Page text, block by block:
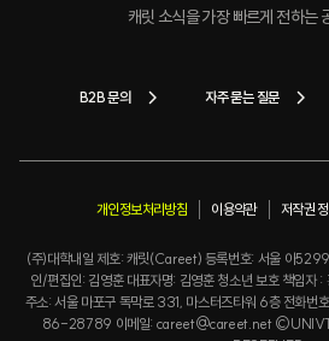
캐릿 소식을 가장 빠르게 전하는
B2B 문의 자주 묻는 질문
개인정보처리방침 이용약관 저작권
(주)대학내일 제호: 캐릿(Careet) 등록번호: 서울 아
인/편집인: 김영훈 대표자명: 김영훈 청소년 보호 책임
주소: 서울 마포구 독막로 331, 마스터즈타워 6층 전화
86-28789 이메일: careet@careet.net